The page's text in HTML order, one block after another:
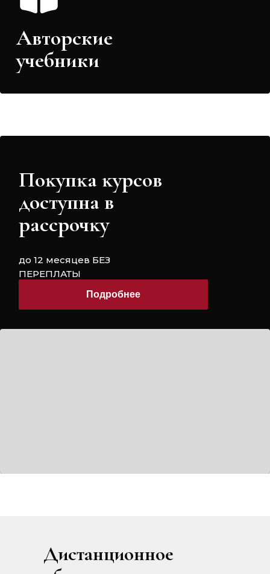
Авторские
учебники
Поĸупĸа ĸурсов
доступна в
рассрочĸу
до 12 месяцев БЕЗ
ПЕРЕПЛАТЫ
Подробнее
Дистанционное